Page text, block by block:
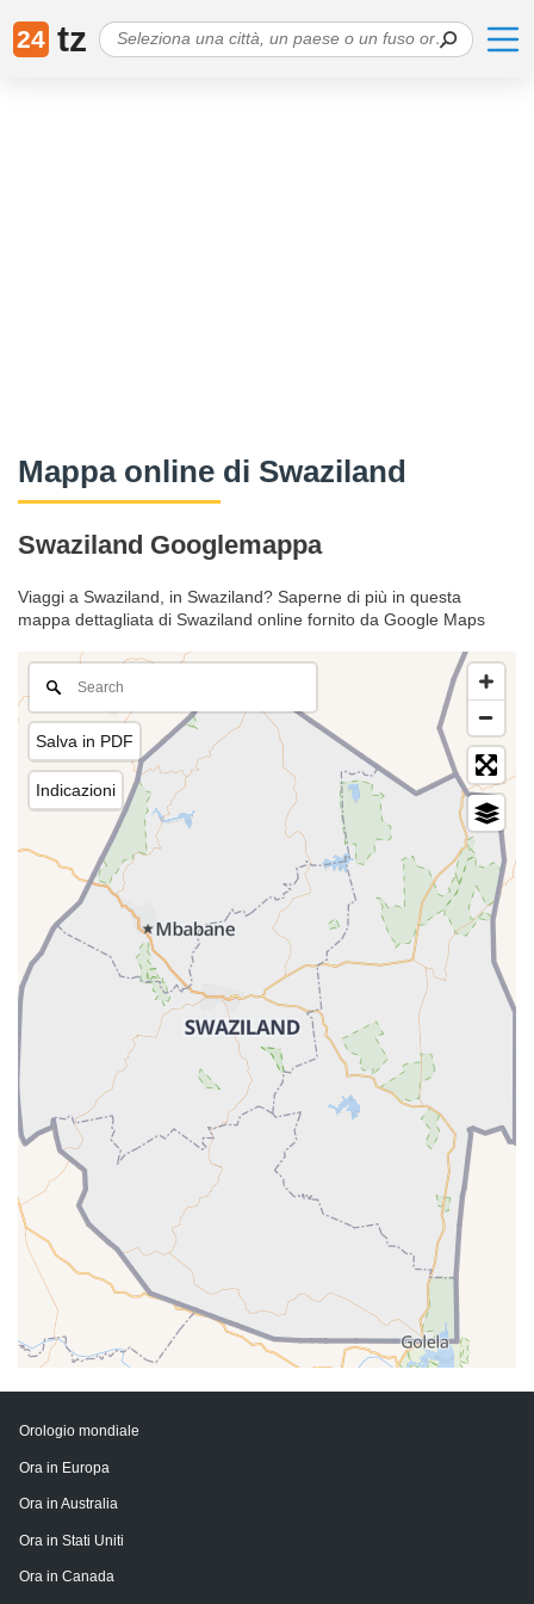
24 tz
Mappa online di Swaziland
Swaziland Googlemappa
Viaggi a Swaziland, in Swaziland? Saperne di più in questa
mappa dettagliata di Swaziland online fornito da Google Maps
Salva in PDF
Indicazioni
Orologio mondiale
Ora in Europa
Ora in Australia
Ora in Stati Uniti
Ora in Canada